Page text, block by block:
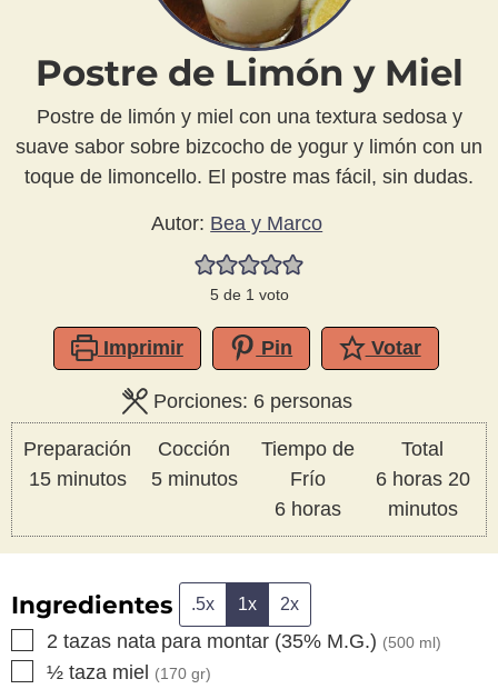
Postre de Limón y Miel
Postre de limón y miel con una textura sedosa y
suave sabor sobre bizcocho de yogur y limón con un
toque de limoncello. El postre mas fácil, sin dudas.
Autor: Bea y Marco
5de 1 voto
Imprimir Pin Votar
Porciones: 6 personas
Preparación
15minutos
minutos
Cocción
5minutos
minutos
Tiempo de
Frío
6horas
horas
Total
6horas
horas 20
minutos
Ingredientes .5x 1x 2x
▢
2 tazas nata para montar (35% M.G.) (500 ml)
▢
½ taza miel (170 gr)